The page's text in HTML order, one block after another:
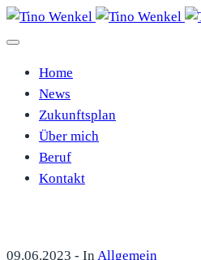
Home
News
Zukunftsplan
Über mich
Beruf
Kontakt
09.06.2023 - In Allgemein